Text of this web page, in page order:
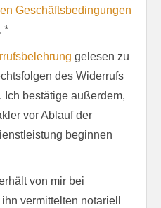
Geschäftsbedingungen
*
gelesen zu
des Widerrufs
Ich bestätige außerdem,
vor Ablauf der
beginnen
von mir bei
vermittelten notariell